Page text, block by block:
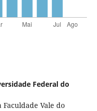
Federal do
Vale do